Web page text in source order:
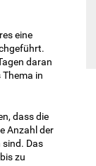
eine
daran
in
dass die
Anzahl der
Das
zu